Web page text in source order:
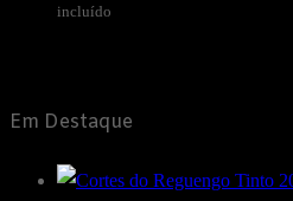
incluído
Em Destaque